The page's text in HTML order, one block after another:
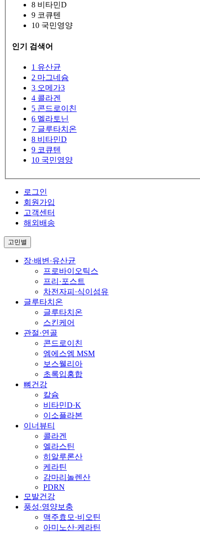
8 비타민D
9 코큐텐
10 국민영양
인기 검색어
1 유산균
2 마그네슘
3 오메가3
4 콜라겐
5 콘드로이친
6 멜라토닌
7 글루타치온
8 비타민D
9 코큐텐
10 국민영양
로그인
회원가입
고객센터
해외배송
고민별
장·배변·유산균
프로바이오틱스
프리·포스트
차전자피·식이섬유
글루타치온
글루타치온
스킨케어
관절·연골
콘드로이친
엠에스엠 MSM
보스웰리아
초록입홍합
뼈건강
칼슘
비타민D·K
이소플라본
이너뷰티
콜라겐
엘라스틴
히알루론산
케라틴
감마리놀렌산
PDRN
모발건강
풍성·영양보충
맥주효모·비오틴
아미노산·케라틴